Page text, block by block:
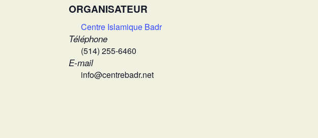
ORGANISATEUR
Centre Islamique Badr
Téléphone
(514) 255-6460
E-mail
info@centrebadr.net